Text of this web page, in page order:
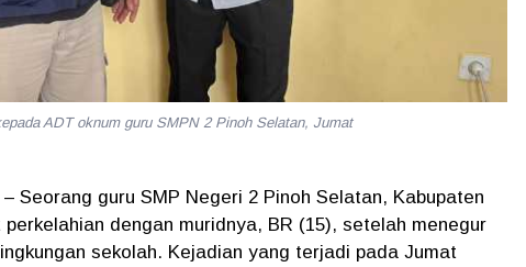
ADT oknum guru SMPN 2 Pinoh Selatan, Jumat
Seorang guru SMP Negeri 2 Pinoh Selatan, Kabupaten
dengan muridnya, BR (15), setelah menegur
sekolah. Kejadian yang terjadi pada Jumat